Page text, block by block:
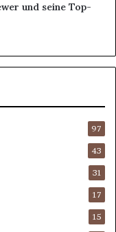
und seine Top-
97
43
31
17
15